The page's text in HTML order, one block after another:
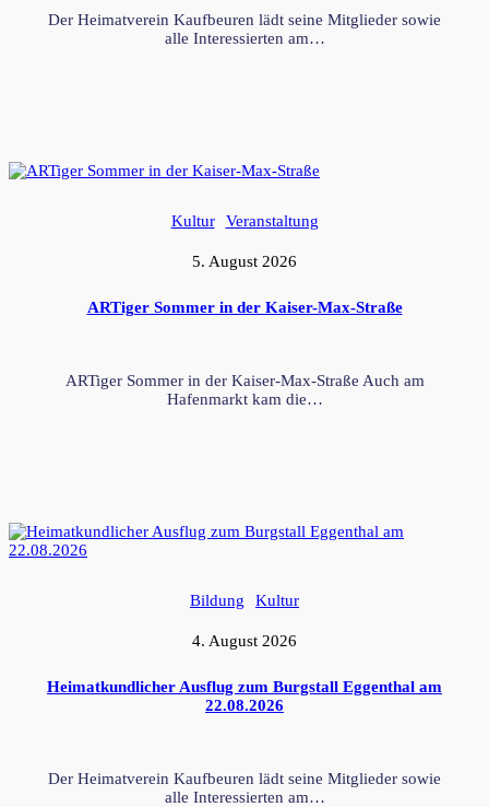
Der Heimatverein Kaufbeuren lädt seine Mitglieder sowie
alle Interessierten am…
Kultur Veranstaltung
5. August 2026
ARTiger Sommer in der Kaiser-Max-Straße
ARTiger Sommer in der Kaiser-Max-Straße Auch am
Hafenmarkt kam die…
Bildung Kultur
4. August 2026
Heimatkundlicher Ausflug zum Burgstall Eggenthal am
22.08.2026
Der Heimatverein Kaufbeuren lädt seine Mitglieder sowie
alle Interessierten am…